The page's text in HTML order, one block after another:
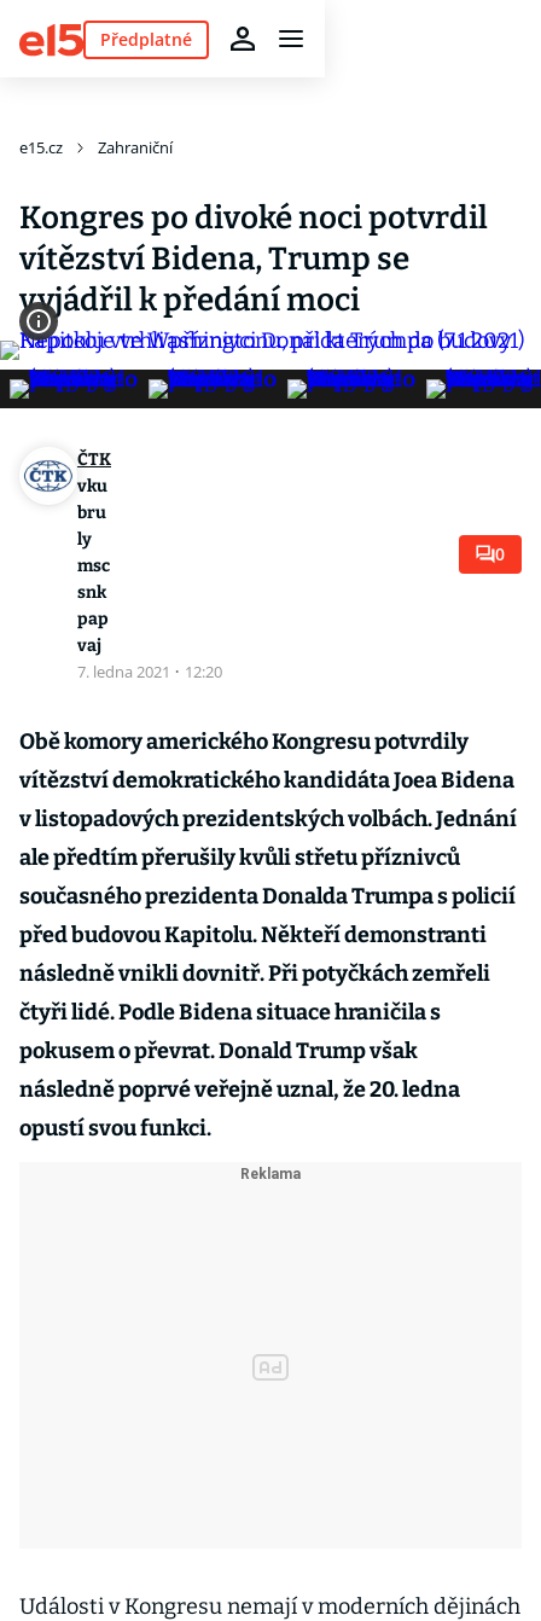
Předplatné
e15.cz Zahraniční
Kongres po divoké noci potvrdil
vítězství Bidena, Trump se
vyjádřil k předání moci
ČTK
vku
bru
ly
msc
snk
pap
vaj
7. ledna 2021 · 12:20
0
Obě komory amerického Kongresu potvrdily
vítězství demokratického kandidáta Joea Bidena
v listopadových prezidentských volbách. Jednání
ale předtím přerušily kvůli střetu příznivců
současného prezidenta Donalda Trumpa s policií
před budovou Kapitolu. Někteří demonstranti
následně vnikli dovnitř. Při potyčkách zemřeli
čtyři lidé. Podle Bidena situace hraničila s
pokusem o převrat. Donald Trump však
následně poprvé veřejně uznal, že 20. ledna
opustí svou funkci.
Události v Kongresu nemají v moderních dějinách